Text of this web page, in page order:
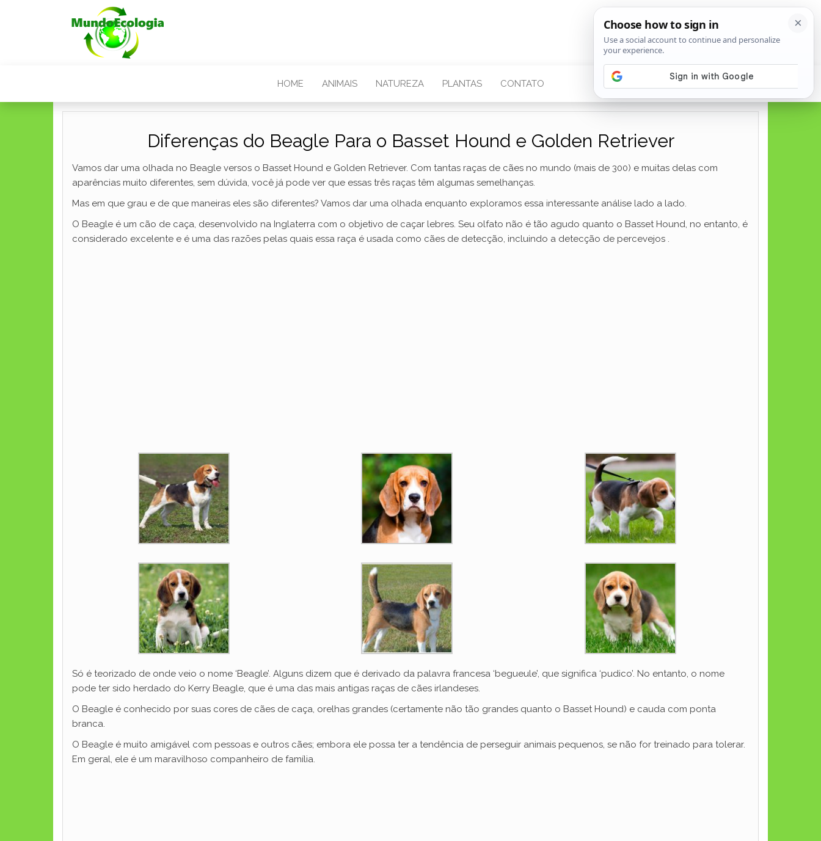
HOME ANIMAIS NATUREZA PLANTAS CONTATO
Diferenças do Beagle Para o Basset Hound e Golden Retriever
Vamos dar uma olhada no Beagle versos o Basset Hound e Golden Retriever. Com tantas raças de cães no mundo (mais de 300) e muitas delas com
aparências muito diferentes, sem dúvida, você já pode ver que essas três raças têm algumas semelhanças.
Mas em que grau e de que maneiras eles são diferentes? Vamos dar uma olhada enquanto exploramos essa interessante análise lado a lado.
O Beagle é um cão de caça, desenvolvido na Inglaterra com o objetivo de caçar lebres. Seu olfato não é tão agudo quanto o Basset Hound, no entanto, é
considerado excelente e é uma das razões pelas quais essa raça é usada como cães de detecção, incluindo a detecção de percevejos .
Só é teorizado de onde veio o nome ‘Beagle’. Alguns dizem que é derivado da palavra francesa ‘begueule’, que significa ‘pudico’. No entanto, o nome
pode ter sido herdado do Kerry Beagle, que é uma das mais antigas raças de cães irlandeses.
O Beagle é conhecido por suas cores de cães de caça, orelhas grandes (certamente não tão grandes quanto o Basset Hound) e cauda com ponta
branca.
O Beagle é muito amigável com pessoas e outros cães; embora ele possa ter a tendência de perseguir animais pequenos, se não for treinado para tolerar.
Em geral, ele é um maravilhoso companheiro de família.